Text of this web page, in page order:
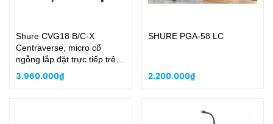
Shure CVG18 B/C-X
Centraverse, micro cổ
ngỗng lắp đặt trực tiếp trên
bụt phát biểu
3.960.000₫
SHURE PGA-58 LC
2.200.000₫